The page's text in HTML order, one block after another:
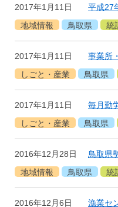
2017年1月11日
平成27
地域情報
鳥取県 統
2017年1月11日 事業所
しごと・産業
鳥取県
2017年1月11日 毎月勤
しごと・産業
鳥取県
2016年12月28日 鳥取県
地域情報
鳥取県 統
2016年12月6日 漁業セ